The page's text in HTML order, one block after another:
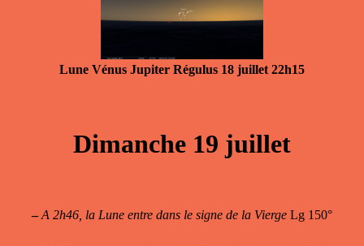
Lune Vénus Jupiter Régulus 18 juillet 22h15
Dimanche 19 juillet
– A 2h46, la Lune entre dans le signe de la Vierge Lg 150°